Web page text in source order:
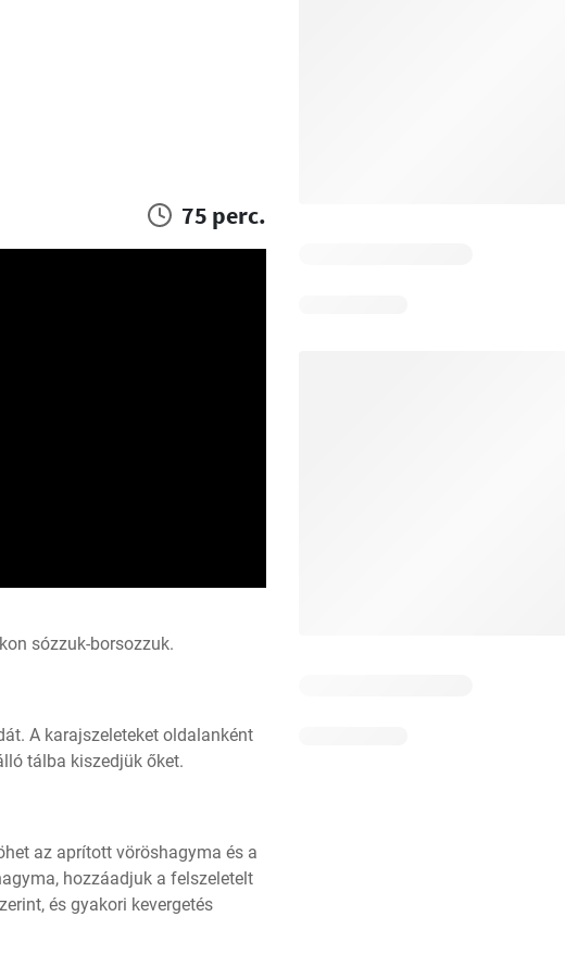
75 perc.
sózzuk-borsozzuk.
A karajszeleteket oldalanként
tálba kiszedjük őket.
az aprított vöröshagyma és a
hozzáadjuk a felszeletelt
és gyakori kevergetés